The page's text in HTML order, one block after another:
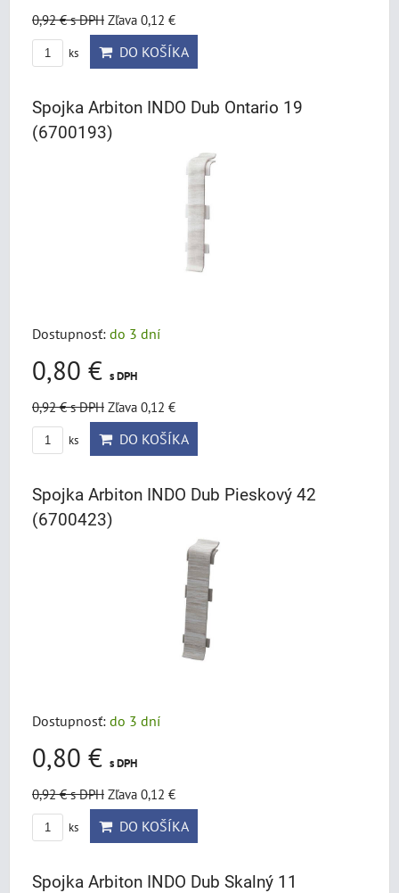
0,92 €s DPH Zľava 0,12 €
ks DO KOŠÍKA
Spojka Arbiton INDO Dub Ontario 19
(6700193)
Dostupnosť: do 3 dní
0,80 € s DPH
0,92 €s DPH Zľava 0,12 €
ks DO KOŠÍKA
Spojka Arbiton INDO Dub Pieskový 42
(6700423)
Dostupnosť: do 3 dní
0,80 € s DPH
0,92 €s DPH Zľava 0,12 €
ks DO KOŠÍKA
Spojka Arbiton INDO Dub Skalný 11